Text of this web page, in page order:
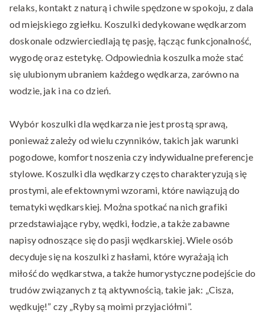
relaks, kontakt z naturą i chwile spędzone w spokoju, z dala
od miejskiego zgiełku. Koszulki dedykowane wędkarzom
doskonale odzwierciedlają tę pasję, łącząc funkcjonalność,
wygodę oraz estetykę. Odpowiednia koszulka może stać
się ulubionym ubraniem każdego wędkarza, zarówno na
wodzie, jak i na co dzień.
Wybór koszulki dla wędkarza nie jest prostą sprawą,
ponieważ zależy od wielu czynników, takich jak warunki
pogodowe, komfort noszenia czy indywidualne preferencje
stylowe. Koszulki dla wędkarzy często charakteryzują się
prostymi, ale efektownymi wzorami, które nawiązują do
tematyki wędkarskiej. Można spotkać na nich grafiki
przedstawiające ryby, wędki, łodzie, a także zabawne
napisy odnoszące się do pasji wędkarskiej. Wiele osób
decyduje się na koszulki z hasłami, które wyrażają ich
miłość do wędkarstwa, a także humorystyczne podejście do
trudów związanych z tą aktywnością, takie jak: „Cisza,
wędkuję!” czy „Ryby są moimi przyjaciółmi”.